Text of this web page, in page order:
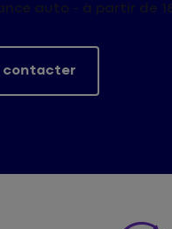
auto - à partir de
contacter